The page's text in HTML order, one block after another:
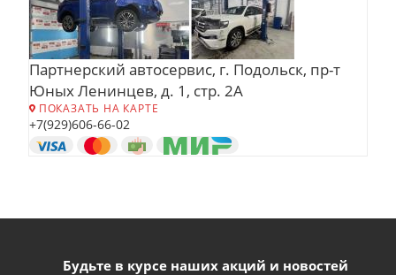
Партнерский автосервис, г. Подольск, пр-т
Юных Ленинцев, д. 1, стр. 2А
ПОКАЗАТЬ НА КАРТЕ
+7(929)606-66-02
Будьте в курсе наших акций и новостей